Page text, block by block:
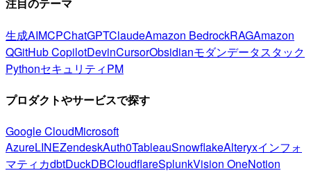
注目のテーマ
生成AIMCPChatGPTClaudeAmazon BedrockRAGAmazon
QGitHub CopilotDevinCursorObsidianモダンデータスタック
PythonセキュリティPM
プロダクトやサービスで探す
Google CloudMicrosoft
AzureLINEZendeskAuth0TableauSnowflakeAlteryxインフォ
マティカdbtDuckDBCloudflareSplunkVision OneNotion